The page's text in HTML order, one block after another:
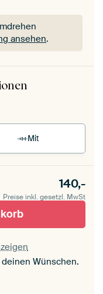
ansehen.
ansehen
Mit
140,-
Preise inkl. gesetzl. MwSt
Wünschen.